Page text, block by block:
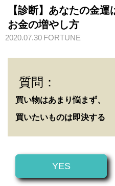
【診断】あなたの金
お金の増やし方
2020.07.30 FORTUNE
質問：
買い物はあまり悩まず、
買いたいものは即決する
YES